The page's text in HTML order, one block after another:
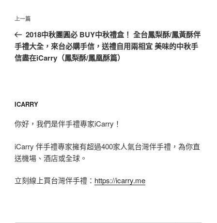
文
導
覽
上
一
篇
文
上一篇
2018中秋團圓必 BUY中秋禮盒！ 全台鳳梨酥/鳳黃酥伴
手禮大全，來台必購手信，送禮自用兩相宜 美味的中秋手
信盡在iCarry（鳳梨酥/鳳凰酥篇）
ICARRY
你好，我們是伴手禮專家iCarry！
iCarry 伴手禮專家擁有超過400家人氣台灣伴手禮，為你直
送機場、酒店或全球。
立刻線上買台灣伴手禮： https://icarry.me